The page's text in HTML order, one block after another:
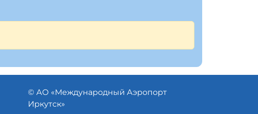
© АО «Международный Аэропорт
Иркутск»